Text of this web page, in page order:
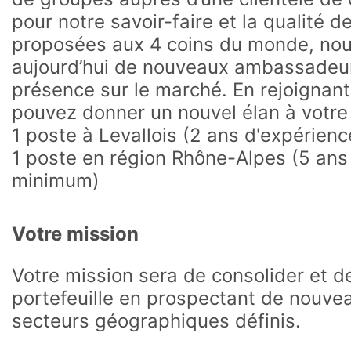
pour notre savoir-faire et la qualité
proposées aux 4 coins du monde,
aujourd’hui de nouveaux
présence sur le marché. En
pouvez donner un nouvel élan à
1 poste à Levallois (2 ans
1 poste en région Rhône-Alpes (5
minimum)
Votre mission
Votre mission sera de consolider et
portefeuille en prospectant de
secteurs géographiques définis.